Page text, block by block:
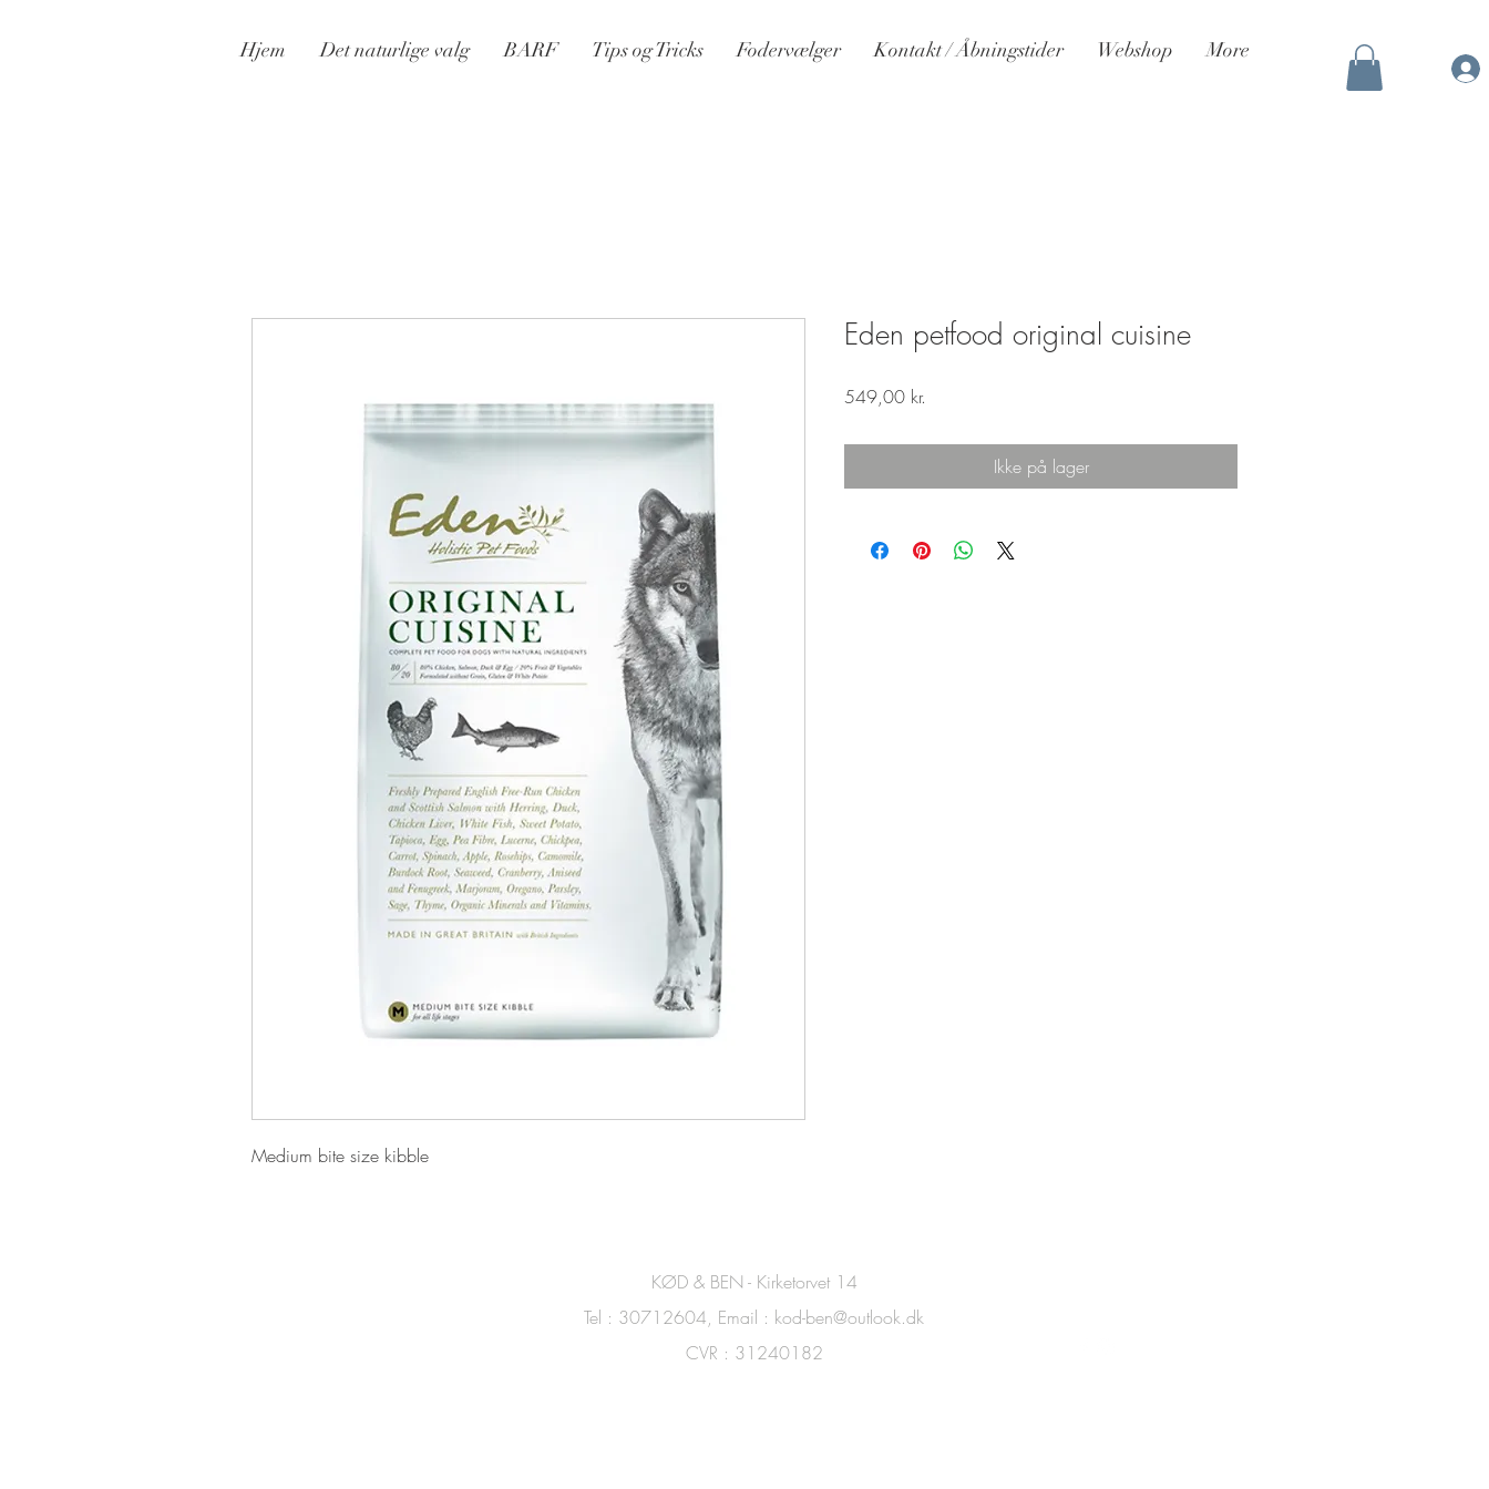
Hjem Det naturlige valg BARF Tips og Tricks Fodervælger Kontakt / Åbningstider Webshop More
Medium bite size kibble
Eden petfood original cuisine
549,00 kr.
Ikke på lager
KØD & BEN - Kirketorvet 14
Tel : 30712604, Email : kod-ben@outlook.dk
CVR : 31240182